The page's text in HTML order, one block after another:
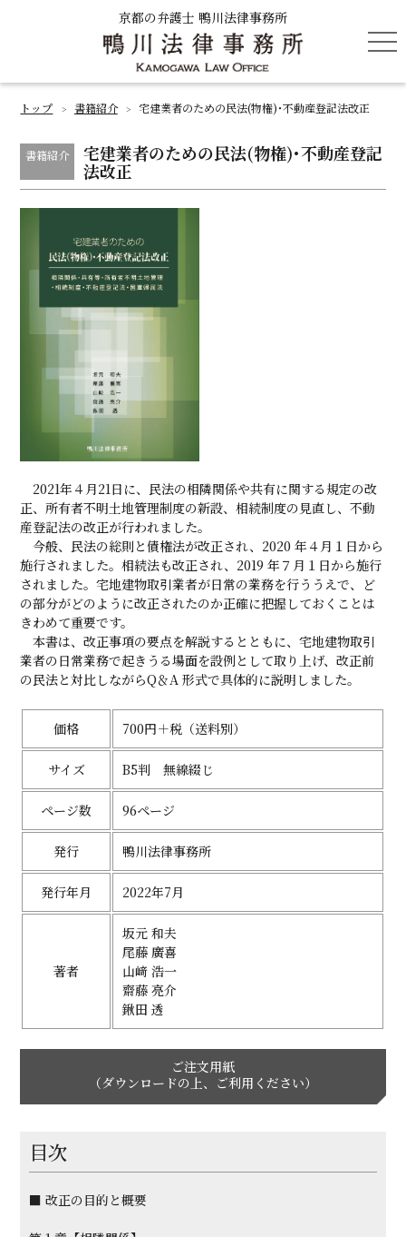
京都の弁護士 鴨川法律事務所
トップ > 書籍紹介 > 宅建業者のための民法(物権)･不動産登記法改正
書籍紹介 宅建業者のための民法(物権)･不動産登記
法改正
2021年４月21日に、民法の相隣関係や共有に関する規定の改
正、所有者不明土地管理制度の新設、相続制度の見直し、不動
産登記法の改正が行われました。
今般、民法の総則と債権法が改正され、2020 年４月１日から
施行されました。相続法も改正され、2019 年７月１日から施行
されました。宅地建物取引業者が日常の業務を行ううえで、ど
の部分がどのように改正されたのか正確に把握しておくことは
きわめて重要です。
本書は、改正事項の要点を解説するとともに、宅地建物取引
業者の日常業務で起きうる場面を設例として取り上げ、改正前
の民法と対比しながらQ＆A 形式で具体的に説明しました。
価格 700円＋税（送料別）
サイズ B5判 無線綴じ
ページ数 96ページ
発行 鴨川法律事務所
発行年月 2022年7月
著者
坂元 和夫
尾藤 廣喜
山﨑 浩一
齋藤 亮介
鍬田 透
ご注文用紙
（ダウンロードの上、ご利用ください）
目次
■ 改正の目的と概要